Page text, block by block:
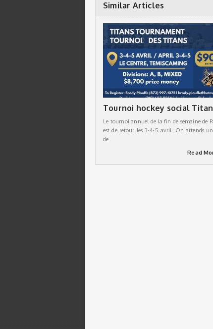
Similar Articles
Tournoi hockey social
Le tournoi annuel de la fin de semaine de
est de retour les 3-4-5 avril. On attends
de
Read